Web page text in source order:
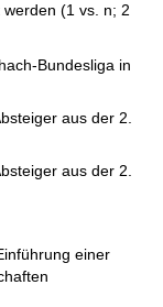
(1 vs. n; 2
Bundesliga in
aus der 2.
aus der 2.
einer